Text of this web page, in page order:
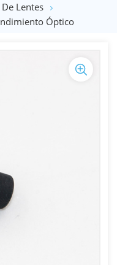
Lentes
Óptico